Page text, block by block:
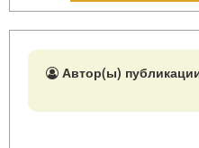
Автор(ы)